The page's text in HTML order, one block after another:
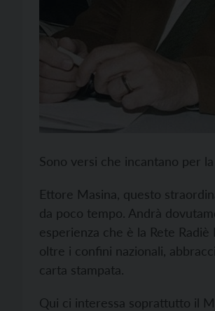
Sono versi che incantano per
Ettore Masina, questo
da poco tempo. Andrà
esperienza che è la Rete
oltre i confini nazionali,
carta stampata.
Qui ci interessa soprattutto il